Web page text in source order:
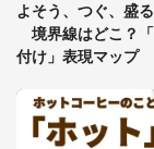
座
っ暗
を
よそう、つぐ、盛
境界線はどこ？
付け」表現マップ